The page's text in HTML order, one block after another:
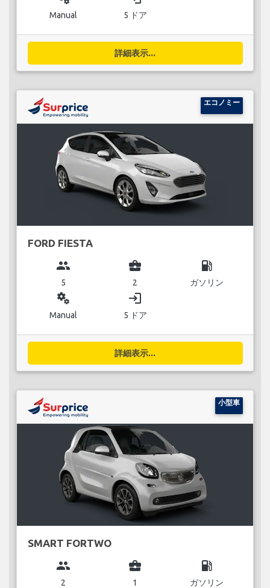
Manual 5 ドア
詳細表示...
エコノミー
FORD FIESTA
group
5
business_center
2
local_gas_station
ガソリン
miscellaneous_services
Manual
login
5 ドア
詳細表示...
小型車
SMART FORTWO
group
2
business_center
1
local_gas_station
ガソリン